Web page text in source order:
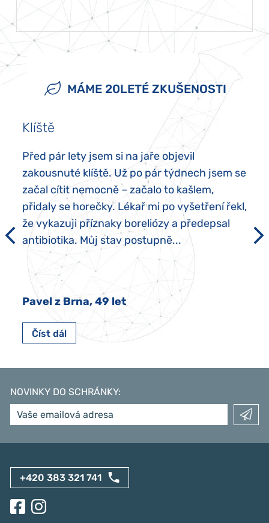
MÁME 20LETÉ ZKUŠENOSTI
Klíště
Před pár lety jsem si na jaře objevil
zakousnuté klíště. Už po pár týdnech jsem se
začal cítit nemocně – začalo to kašlem,
přidaly se horečky. Lékař mi po vyšetření řekl,
že vykazuji příznaky boreliózy a předepsal
antibiotika. Můj stav postupně...
Pavel z Brna, 49 let
Číst dál
NOVINKY DO SCHRÁNKY:
+420 383 321 741